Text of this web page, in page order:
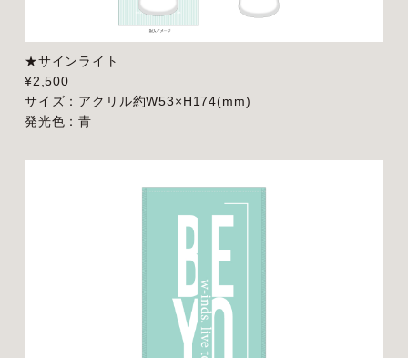
★サインライト
¥2,500
サイズ：アクリル約W53×H174(mm)
発光色：青